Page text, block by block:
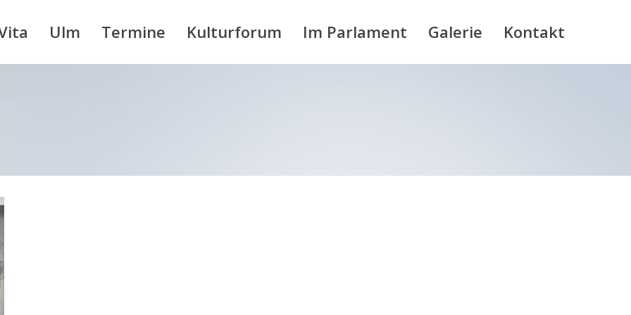
Ulm Termine Kulturforum Im Parlament Galerie Kontakt